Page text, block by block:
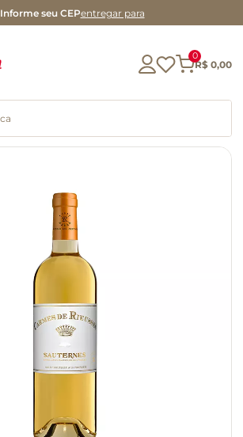
Informe seu CEPentregar para
0
R$ 0,00